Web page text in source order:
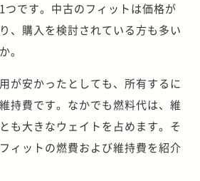
つです。中古のフィットは価格が
、購入を検討されている方も多い
。
が安かったとしても、所有するに
持費です。なかでも燃料代は、維
も大きなウェイトを占めます。そ
ィットの燃費および維持費を紹介